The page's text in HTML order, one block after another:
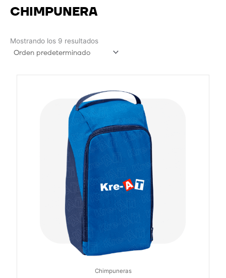
CHIMPUNERA
Mostrando los 9 resultados
Chimpuneras